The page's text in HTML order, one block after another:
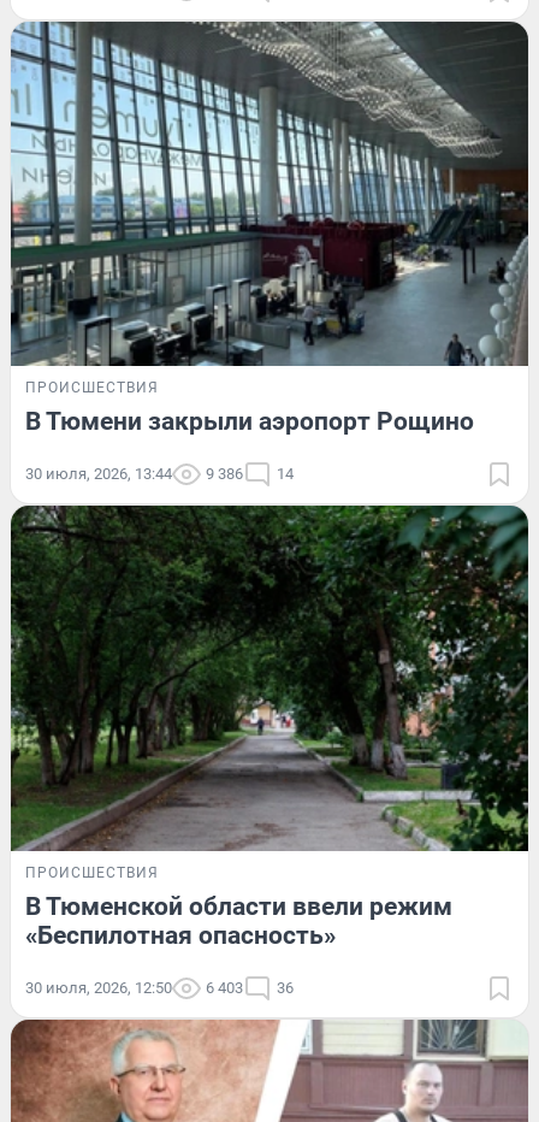
ПРОИСШЕСТВИЯ
В Тюмени закрыли аэропорт Рощино
30 июля, 2026, 13:44 9 386 14
ПРОИСШЕСТВИЯ
В Тюменской области ввели режим
«Беспилотная опасность»
30 июля, 2026, 12:50 6 403 36